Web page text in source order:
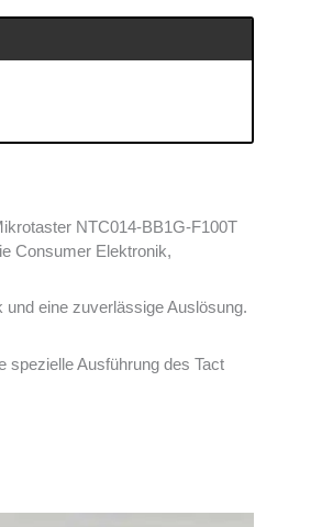
NTC014-BB1G-F100T
Consumer Elektronik,
eine zuverlässige Auslösung.
spezielle Ausführung des Tact